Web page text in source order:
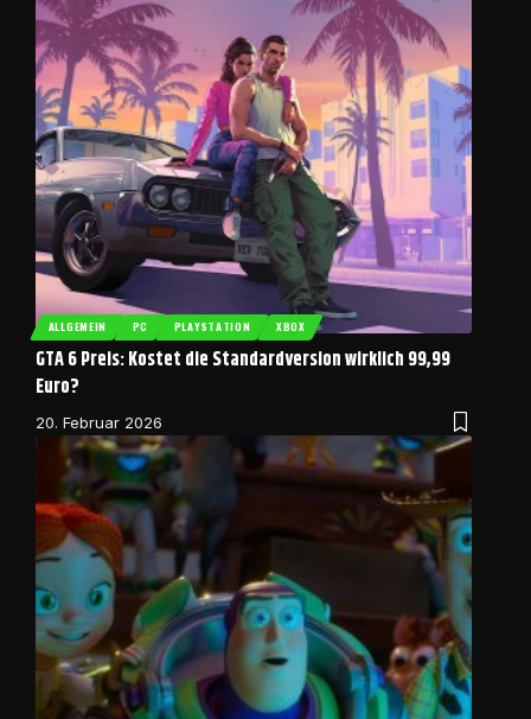
ALLGEMEIN PC PLAYSTATION XBOX
GTA 6 Preis: Kostet die Standardversion wirklich 99,99
Euro?
20. Februar 2026